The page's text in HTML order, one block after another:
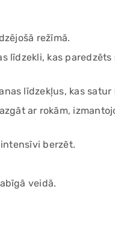
režīmā.
līdzekli, kas paredzēts
līdzekļus, kas satur
ar rokām,
berzēt.
veidā.